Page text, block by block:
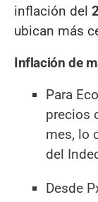
inflación del
ubican más
Inflación de
Para
precios
mes, lo
del
Desde